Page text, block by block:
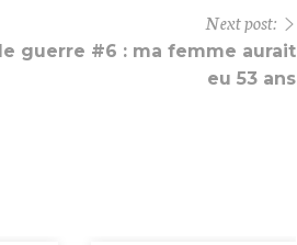
Next post:
guerre #6 : ma femme aurait
eu 53 ans